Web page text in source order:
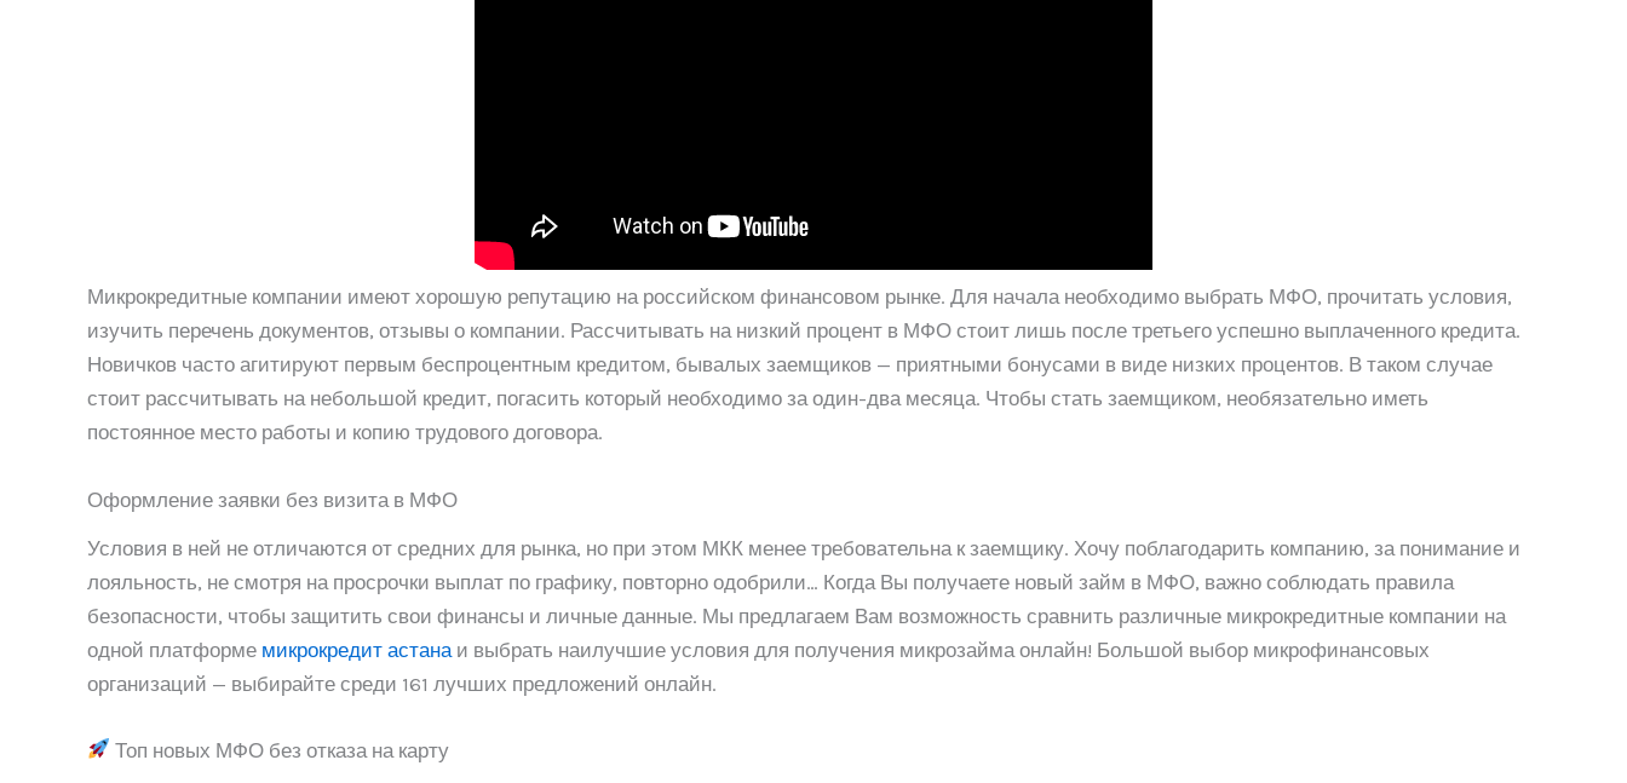
Микрокредитные компании имеют хорошую репутацию на российском финансовом рынке. Для начала необходимо выбрать МФО, прочитать условия,
изучить перечень документов, отзывы о компании. Рассчитывать на низкий процент в МФО стоит лишь после третьего успешно выплаченного кредита.
Новичков часто агитируют первым беспроцентным кредитом, бывалых заемщиков — приятными бонусами в виде низких процентов. В таком случае
стоит рассчитывать на небольшой кредит, погасить который необходимо за один-два месяца. Чтобы стать заемщиком, необязательно иметь
постоянное место работы и копию трудового договора.
Оформление заявки без визита в МФО
Условия в ней не отличаются от средних для рынка, но при этом МКК менее требовательна к заемщику. Хочу поблагодарить компанию, за понимание и
лояльность, не смотря на просрочки выплат по графику, повторно одобрили… Когда Вы получаете новый займ в МФО, важно соблюдать правила
безопасности, чтобы защитить свои финансы и личные данные. Мы предлагаем Вам возможность сравнить различные микрокредитные компании на
одной платформе микрокредит астана и выбрать наилучшие условия для получения микрозайма онлайн! Большой выбор микрофинансовых
организаций — выбирайте среди 161 лучших предложений онлайн.
Топ новых МФО без отказа на карту